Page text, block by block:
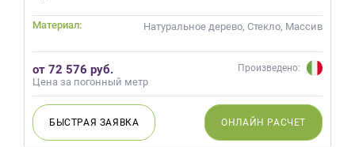
Материал: Натуральное дерево, Стекло, Массив
от 72 576 руб.
Цена за погонный метр
Произведено:
БЫСТРАЯ ЗАЯВКА ОНЛАЙН РАСЧЕТ